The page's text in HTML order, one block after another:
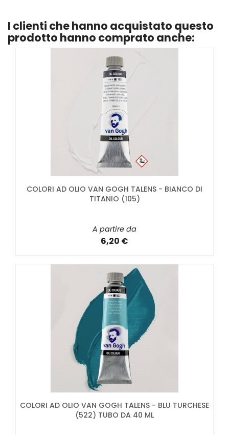
I clienti che hanno acquistato questo
prodotto hanno comprato anche:
COLORI AD OLIO VAN GOGH TALENS - BIANCO DI
TITANIO (105)
A partire da
6,20 €
COLORI AD OLIO VAN GOGH TALENS - BLU TURCHESE
(522) TUBO DA 40 ML